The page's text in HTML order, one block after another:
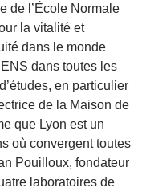
de l’École Normale
la vitalité et
dans le monde
dans toutes les
en particulier
de la Maison de
que Lyon est un
où convergent toutes
Pouilloux, fondateur
laboratoires de